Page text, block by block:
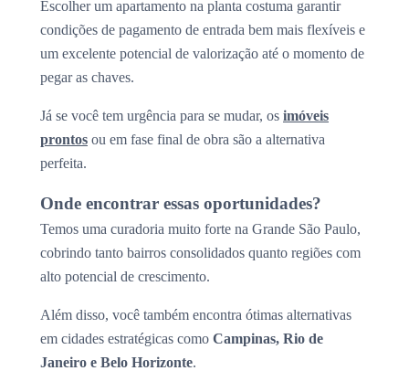
Escolher um apartamento na planta costuma garantir
condições de pagamento de entrada bem mais flexíveis e
um excelente potencial de valorização até o momento de
pegar as chaves.
Já se você tem urgência para se mudar, os imóveis
prontos ou em fase final de obra são a alternativa
perfeita.
Onde encontrar essas oportunidades?
Temos uma curadoria muito forte na Grande São Paulo,
cobrindo tanto bairros consolidados quanto regiões com
alto potencial de crescimento.
Além disso, você também encontra ótimas alternativas
em cidades estratégicas como Campinas, Rio de
Janeiro e Belo Horizonte.